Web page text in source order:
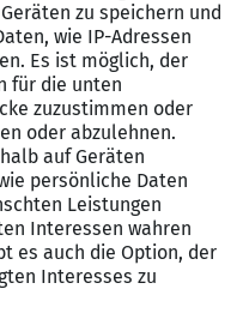
Zusammenhänge
von Bauprojekten und
Arbeitsweise sowie
Fähigkeit,
zusammenzubringen